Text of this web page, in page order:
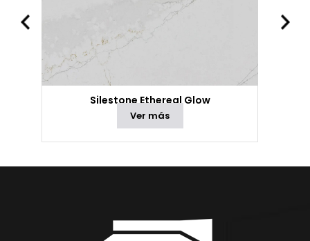
Silestone Ethereal Glow
Ver más